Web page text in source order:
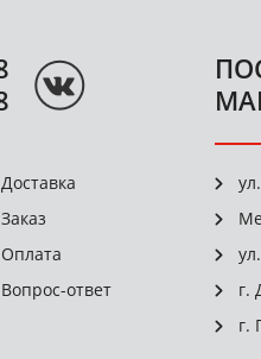
Доставка
Заказ
Оплата
Вопрос-ответ
г.
г.